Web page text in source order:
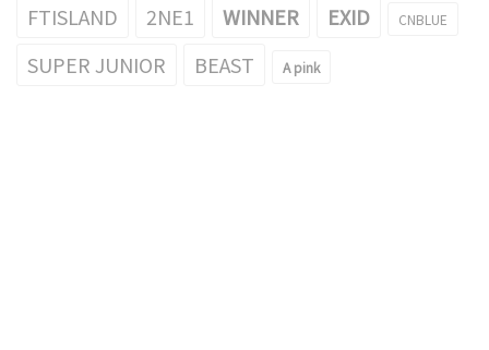
FTISLAND
2NE1 WINNER EXID CNBLUE
SUPER JUNIOR BEAST A pink